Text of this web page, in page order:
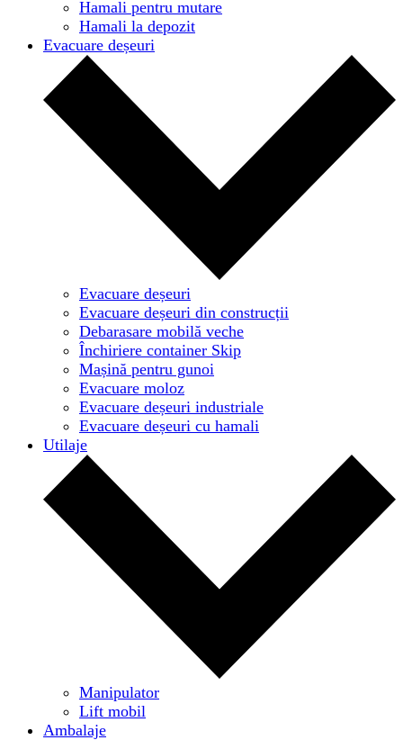
Hamali pentru mutare
Hamali la depozit
Evacuare deșeuri
Evacuare deșeuri
Evacuare deșeuri din construcții
Debarasare mobilă veche
Închiriere container Skip
Mașină pentru gunoi
Evacuare moloz
Evacuare deșeuri industriale
Evacuare deșeuri cu hamali
Utilaje
Manipulator
Lift mobil
Ambalaje